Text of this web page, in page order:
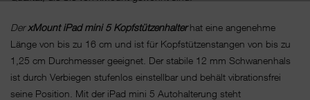
DerxMount iPad mini 5 Kopfstützenhalter hat eine angenehme
Länge von bis zu 16 cm und ist für Kopfstützenstangen von bis zu
1,25 cm Durchmesser geeignet. Der stabile 12 mm Schwanenhals
ist durch Verbiegen stufenlos einstellbar und behält vibrationsfrei
seine Position. Mit der iPad mini 5 Autohalterung steht